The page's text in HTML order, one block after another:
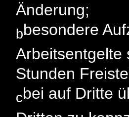
Änderung;
bbesondere
Arbeitsentgelte
Stunden
cbei auf Dritte